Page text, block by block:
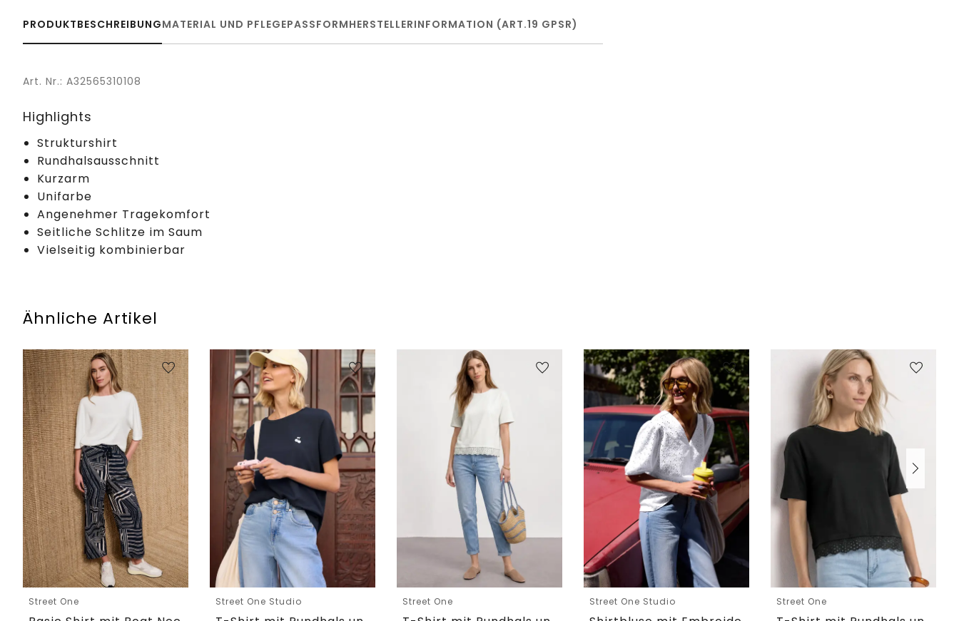
PRODUKTBESCHREIBUNGMATERIAL UND PFLEGEPASSFORMHERSTELLERINFORMATION (ART.19 GPSR)
Art. Nr.: A32565310108
Highlights
Strukturshirt
Rundhalsausschnitt
Kurzarm
Unifarbe
Angenehmer Tragekomfort
Seitliche Schlitze im Saum
Vielseitig kombinierbar
Ähnliche Artikel
Street One Street One Studio Street One Street One Studio Street One